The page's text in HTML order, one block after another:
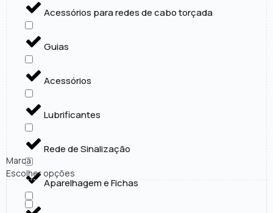
Acessórios para redes de cabo torçada
Guias
Acessórios
Lubrificantes
Rede de Sinalização
Aparelhagem e Fichas
Marca
Escolher opções